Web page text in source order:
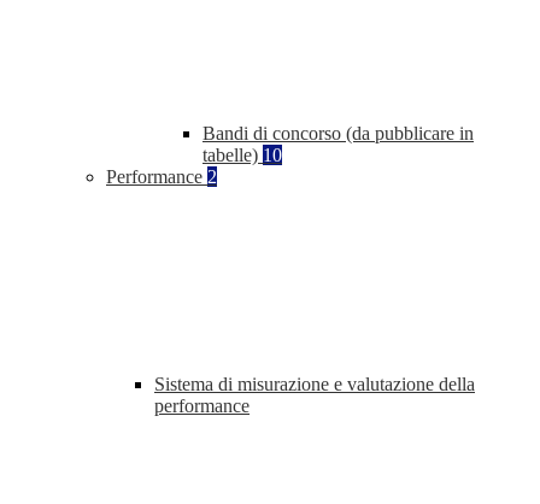
Bandi di concorso (da pubblicare in
tabelle) 10
Performance 2
Sistema di misurazione e valutazione della
performance